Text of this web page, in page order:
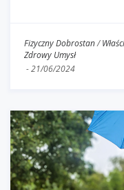
Fizyczny Dobrostan/
Zdrowy Umysł
-21/06/2024